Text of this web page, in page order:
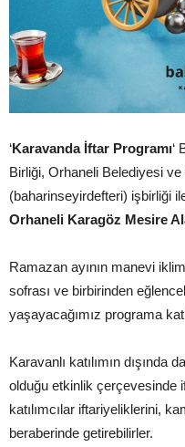
‘Karavanda İftar Programı‘
Birliği, Orhaneli Belediyesi
(baharinseyirdefteri) işbirliği
Orhaneli Karagöz Mesire
Ramazan ayının manevi
sofrası ve birbirinden
yaşayacağımız programa
Karavanlı katılımın dışında
olduğu etkinlik çerçevesinde
katılımcılar iftariyeliklerini,
beraberinde getirebilirler.